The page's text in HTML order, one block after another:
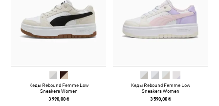
Кеды Rebound Femme Low
Sneakers Women
3 990,00 ₴
Кеды Rebound Femme Low
Sneakers Women
3 590,00 ₴